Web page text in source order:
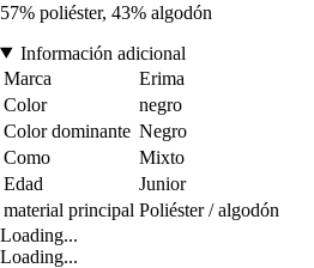
57% poliéster, 43% algodón
Información adicional
Marca
Erima
Color
negro
Color dominante Negro
Como
Mixto
Edad
Junior
material principal Poliéster / algodón
Loading...
Loading...